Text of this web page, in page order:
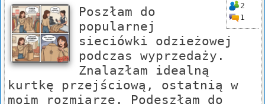
2
1
Poszłam do
popularnej
sieciówki odzieżowej
podczas wyprzedaży.
Znalazłam idealną
kurtkę przejściową, ostatnią w
moim rozmiarze. Podeszłam do